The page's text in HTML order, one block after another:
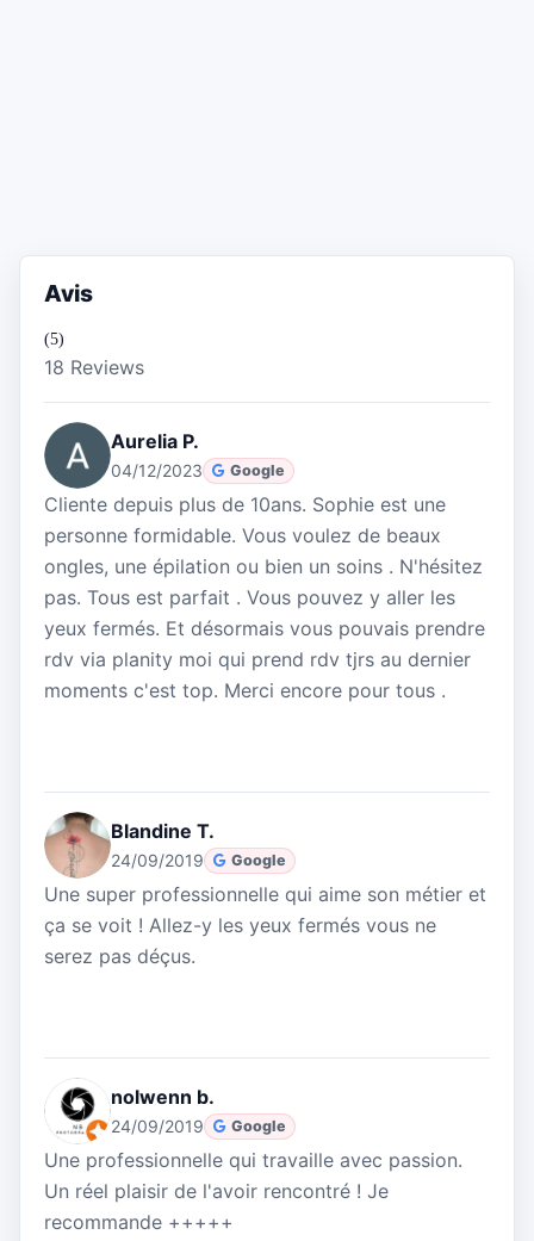
Avis
(5)
18 Reviews
Aurelia P.
04/12/2023 Google
Cliente depuis plus de 10ans. Sophie est une
personne formidable. Vous voulez de beaux
ongles, une épilation ou bien un soins . N'hésitez
pas. Tous est parfait . Vous pouvez y aller les
yeux fermés. Et désormais vous pouvais prendre
rdv via planity moi qui prend rdv tjrs au dernier
moments c'est top. Merci encore pour tous .
Blandine T.
24/09/2019 Google
Une super professionnelle qui aime son métier et
ça se voit ! Allez-y les yeux fermés vous ne
serez pas déçus.
nolwenn b.
24/09/2019 Google
Une professionnelle qui travaille avec passion.
Un réel plaisir de l'avoir rencontré ! Je
recommande +++++